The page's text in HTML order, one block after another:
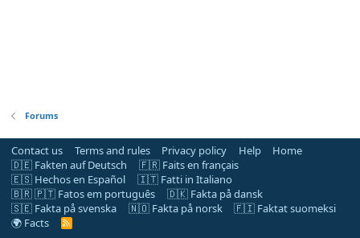
Forums
Contact us Terms and rules Privacy policy Help
Home
🇩🇪 Fakten auf Deutsch
🇫🇷 Faits en français
🇪🇸 Hechos en Español
🇮🇹 Fatti in Italiano
🇧🇷 🇵🇹 Fatos em português
🇩🇰 Fakta på dansk
🇸🇪 Fakta på svenska
🇳🇴 Fakta på norsk
🇫🇮 Faktat suomeksi
🌍 Facts
R